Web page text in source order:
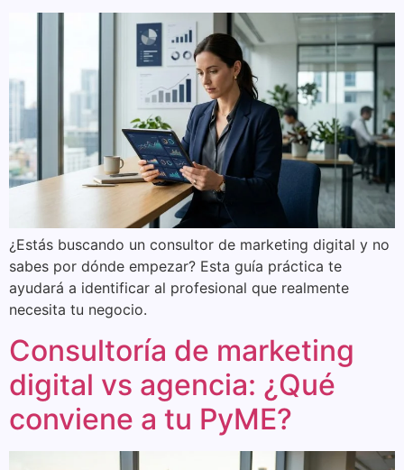
¿Estás buscando un consultor de marketing digital y no
sabes por dónde empezar? Esta guía práctica te
ayudará a identificar al profesional que realmente
necesita tu negocio.
Consultoría de marketing
digital vs agencia: ¿Qué
conviene a tu PyME?